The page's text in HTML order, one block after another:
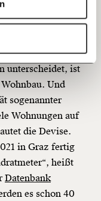
40€
100€
welche Du
verschenken
also
bei Bauprojekten,
von
unterscheidet, ist
Und
sogenannter
Wohnungen auf
die Devise.
in Graz fertig
heißt
Datenbank
es schon 40